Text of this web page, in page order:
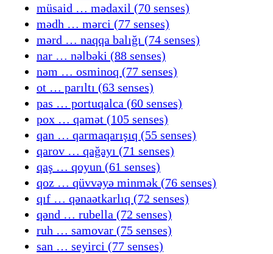
müsaid … mədaxil (70 senses)
mədh … mərci (77 senses)
mərd … naqqa balığı (74 senses)
nar … nəlbəki (88 senses)
nəm … osminoq (77 senses)
ot … parıltı (63 senses)
pas … portuqalca (60 senses)
pox … qamət (105 senses)
qan … qarmaqarışıq (55 senses)
qarov … qağayı (71 senses)
qaş … qoyun (61 senses)
qoz … qüvvəyə minmək (76 senses)
qıf … qənaətkarlıq (72 senses)
qənd … rubella (72 senses)
ruh … samovar (75 senses)
san … seyirci (77 senses)